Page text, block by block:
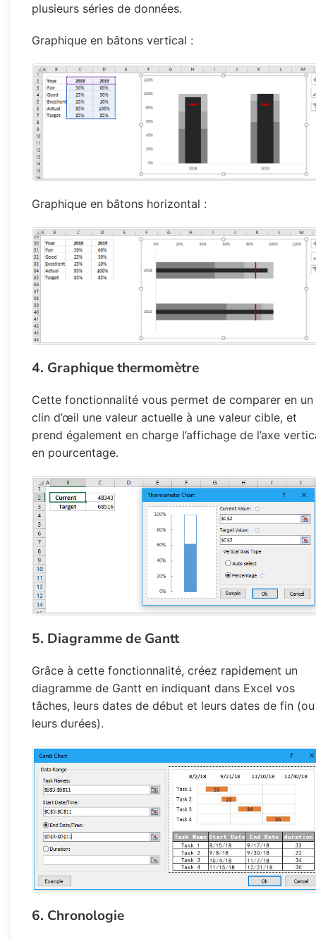
plusieurs séries de données.
Graphique en bâtons vertical :
Graphique en bâtons horizontal :
4. Graphique thermomètre
Cette fonctionnalité vous permet de comparer en un
clin d’œil une valeur actuelle à une valeur cible, et
prend également en charge l’affichage de l’axe
en pourcentage.
5. Diagramme de Gantt
Grâce à cette fonctionnalité, créez rapidement un
diagramme de Gantt en indiquant dans Excel vos
tâches, leurs dates de début et leurs dates de fin (ou
leurs durées).
6. Chronologie